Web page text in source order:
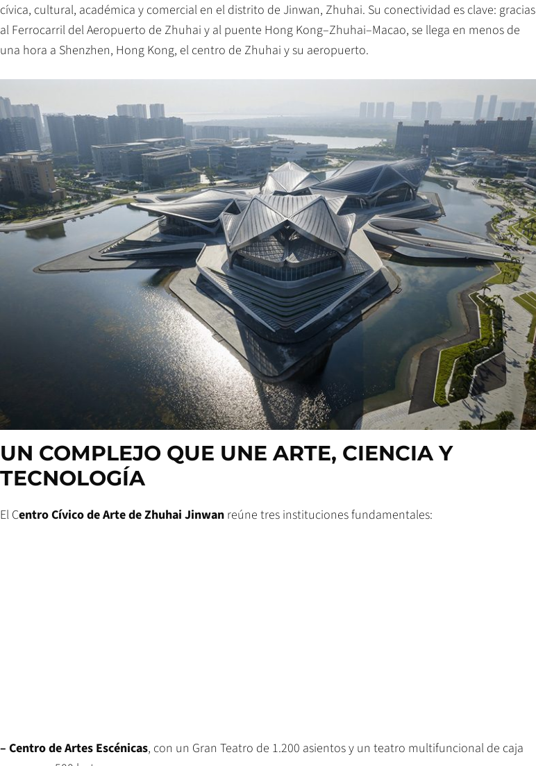
cívica, cultural, académica y comercial en el distrito de Jinwan, Zhuhai. Su conectividad es clave: gracias
al Ferrocarril del Aeropuerto de Zhuhai y al puente Hong Kong–Zhuhai–Macao, se llega en menos de
una hora a Shenzhen, Hong Kong, el centro de Zhuhai y su aeropuerto.
UN COMPLEJO QUE UNE ARTE, CIENCIA Y
TECNOLOGÍA
El Centro Cívico de Arte de Zhuhai Jinwan reúne tres instituciones fundamentales:
– Centro de Artes Escénicas, con un Gran Teatro de 1.200 asientos y un teatro multifuncional de caja